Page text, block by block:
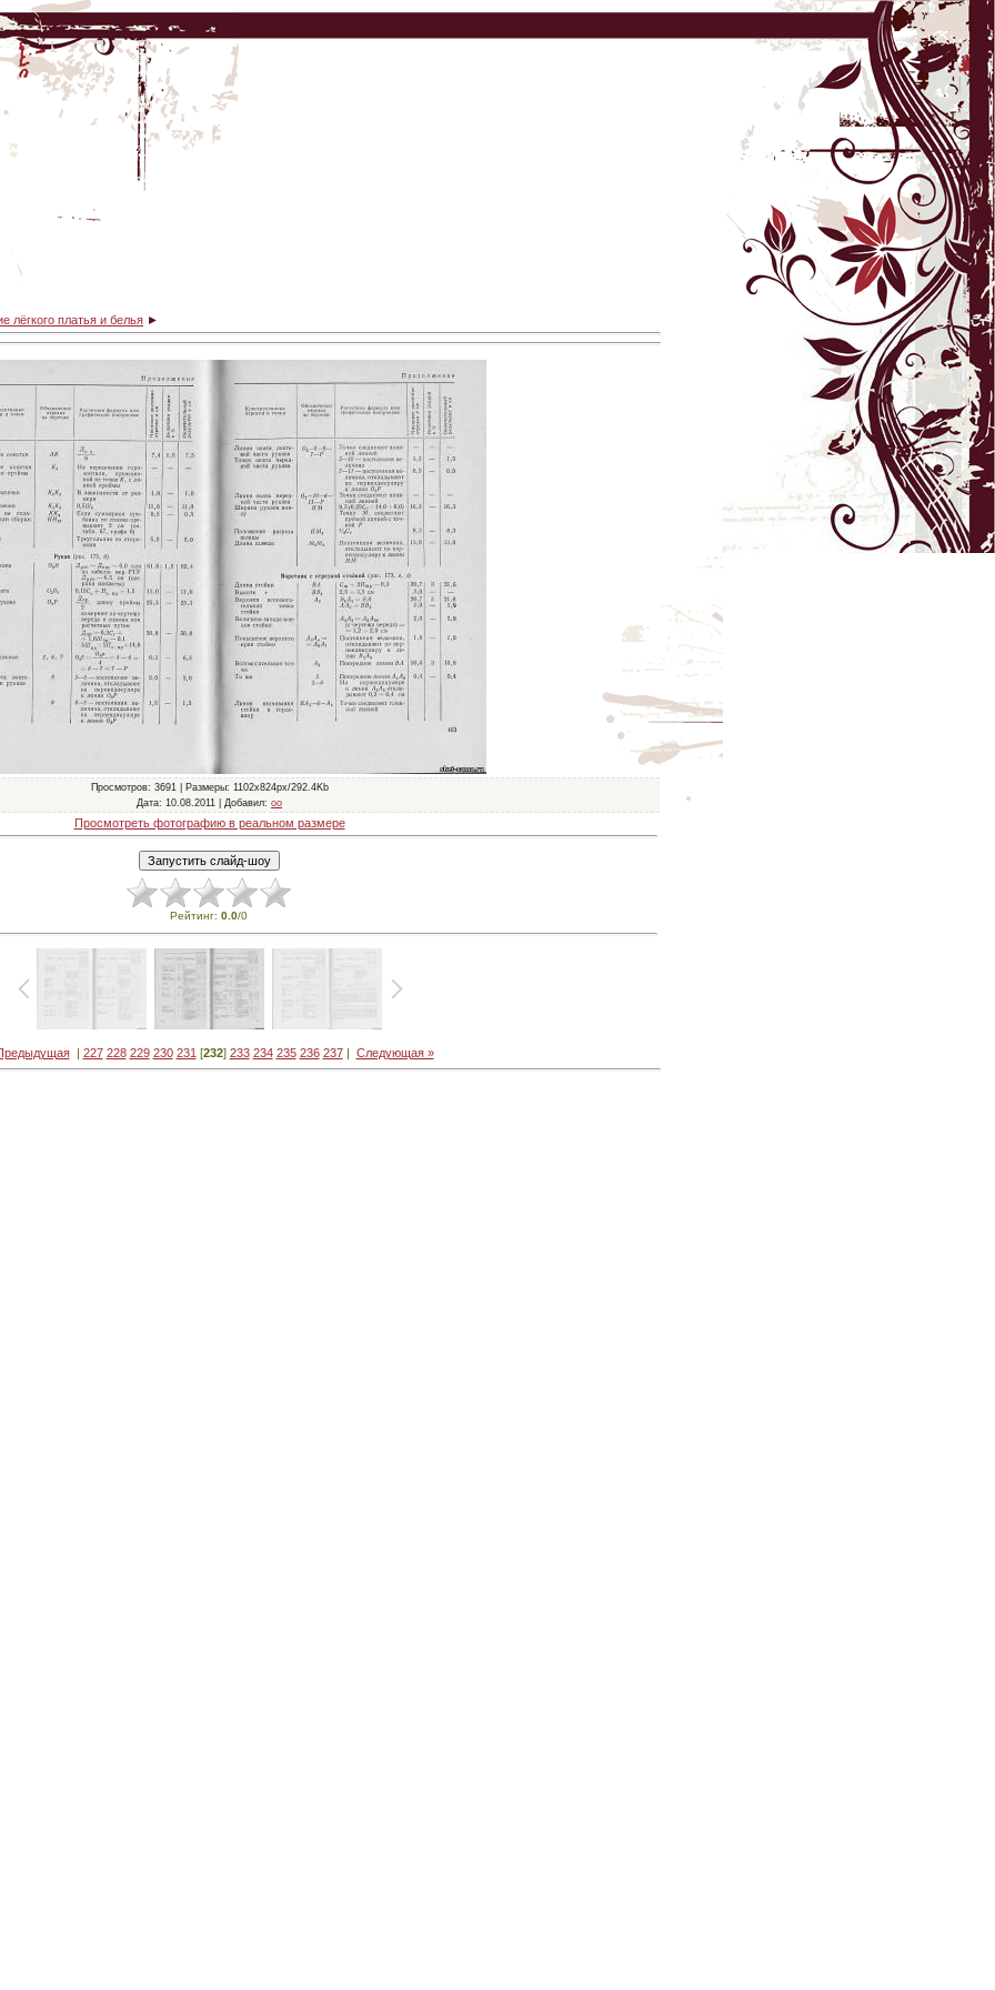
лёгкого платья и белья ►
Просмотров: 3691 | Размеры: 1102x824px/292.4Kb
Дата: 10.08.2011 | Добавил: oo
Просмотреть фотографию в реальном размере
Рейтинг: 0.0/0
| 227 228 229 230 231 [232] 233 234 235 236 237| Следующая »